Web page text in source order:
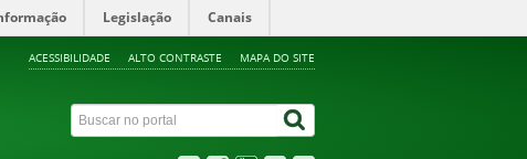
Legislação Canais
ACESSIBILIDADE ALTO CONTRASTE MAPA DO SITE